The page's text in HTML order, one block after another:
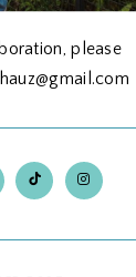
please